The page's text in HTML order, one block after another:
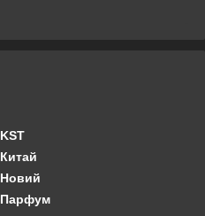
KST
Китай
Новий
Парфум